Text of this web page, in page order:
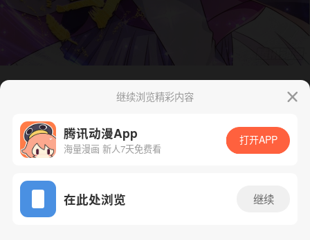
App免费看
腾漫App免费看
继续浏览精彩内容
腾讯动漫App
海量漫画 新人7天免费看
打开APP
在此处浏览 继续